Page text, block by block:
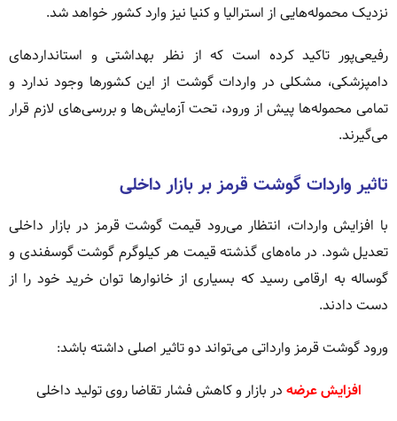
نزدیک محموله‌هایی از استرالیا و کنیا نیز وارد کشور خواهد شد.
رفیعی‌پور تاکید کرده است که از نظر بهداشتی و استانداردهای
دامپزشکی، مشکلی در واردات گوشت از این کشورها وجود ندارد و
تمامی محموله‌ها پیش از ورود، تحت آزمایش‌ها و بررسی‌های لازم قرار
می‌گیرند.
تاثیر واردات گوشت قرمز بر بازار داخلی
با افزایش واردات، انتظار می‌رود قیمت گوشت قرمز در بازار داخلی
تعدیل شود. در ماه‌های گذشته قیمت هر کیلوگرم گوشت گوسفندی و
گوساله به ارقامی رسید که بسیاری از خانوارها توان خرید خود را از
دست دادند.
ورود گوشت قرمز وارداتی می‌تواند دو تاثیر اصلی داشته باشد:
افزایش عرضه در بازار و کاهش فشار تقاضا روی تولید داخلی